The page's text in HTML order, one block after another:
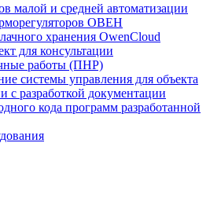
малой и средней автоматизации
ОВЕН
хранения OwenCloud
для консультации
работы (ПНР)
системы управления для объекта
с разработкой документации
кода программ разработанной